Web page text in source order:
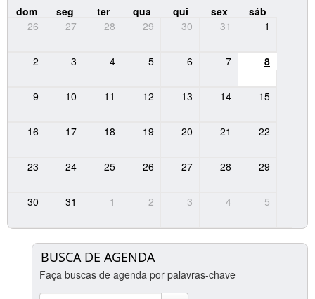
dom seg ter qua qui sex
sáb
26
27 28 29 30 31 1
2 3 4 5 6 7 8
9 10 11 12 13 14 15
16 17 18 19 20 21 22
23 24 25 26 27 28 29
30 31 1 2 3 4 5
BUSCA DE AGENDA
Faça buscas de agenda por palavras-chave